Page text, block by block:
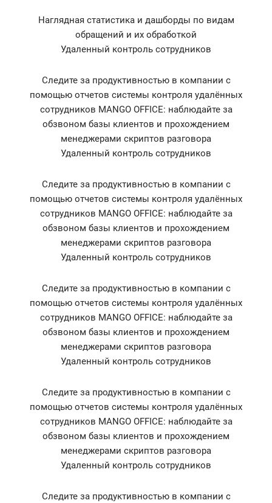
Наглядная статистика и дашборды по видам
обращений и их обработкой
Удаленный контроль сотрудников
Следите за продуктивностью в компании с
помощью отчетов системы контроля удалённых
сотрудников MANGO OFFICE: наблюдайте за
обзвоном базы клиентов и прохождением
менеджерами скриптов разговора
Удаленный контроль сотрудников
Следите за продуктивностью в компании с
помощью отчетов системы контроля удалённых
сотрудников MANGO OFFICE: наблюдайте за
обзвоном базы клиентов и прохождением
менеджерами скриптов разговора
Удаленный контроль сотрудников
Следите за продуктивностью в компании с
помощью отчетов системы контроля удалённых
сотрудников MANGO OFFICE: наблюдайте за
обзвоном базы клиентов и прохождением
менеджерами скриптов разговора
Удаленный контроль сотрудников
Следите за продуктивностью в компании с
помощью отчетов системы контроля удалённых
сотрудников MANGO OFFICE: наблюдайте за
обзвоном базы клиентов и прохождением
менеджерами скриптов разговора
Удаленный контроль сотрудников
Следите за продуктивностью в компании с